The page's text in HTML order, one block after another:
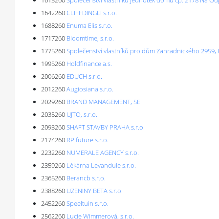
1642260CLIFFDINGLI s.r.o.
1688260 Enuma Elis s.r.o.
1717260 Bloomtime, s.r.o.
1775260Společenství vlastníků pro dům Zahradnického 2959,
1995260 Holdfinance a.s.
2006260 EDUCH s.r.o.
2012260Augiosiana s.r.o.
2029260 BRAND MANAGEMENT, SE
2035260 UJTO, s.r.o.
2093260SHAFT STAVBY PRAHA s.r.o.
2174260 RP future s.r.o.
2232260 NUMERALE AGENCY s.r.o.
2359260 Lékárna Levandule s.r.o.
2365260 Berancb s.r.o.
2388260 UZENINY BETA s.r.o.
2452260Speeltuin s.r.o.
2562260 Lucie Wimmerová, s.r.o.